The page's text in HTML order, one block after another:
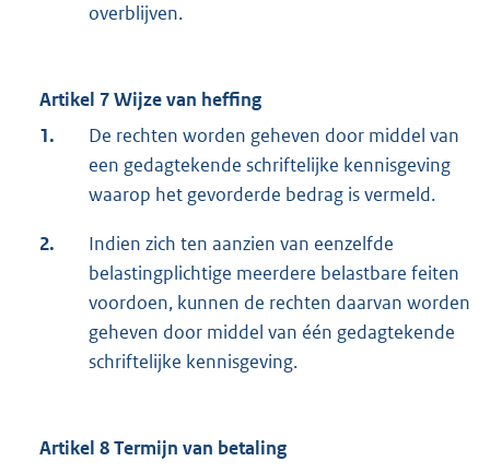
overblijven.
Artikel 7 Wijze van heffing
1.
De rechten worden geheven door middel van
een gedagtekende schriftelijke kennisgeving
waarop het gevorderde bedrag is vermeld.
2.
Indien zich ten aanzien van eenzelfde
belastingplichtige meerdere belastbare feiten
voordoen, kunnen de rechten daarvan worden
geheven door middel van één gedagtekende
schriftelijke kennisgeving.
Artikel 8 Termijn van betaling